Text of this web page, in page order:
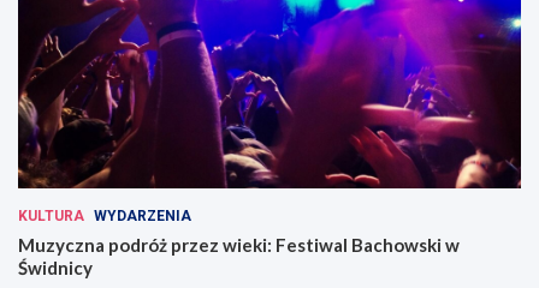
KULTURA WYDARZENIA
Muzyczna podróż przez wieki: Festiwal Bachowski w
Świdnicy